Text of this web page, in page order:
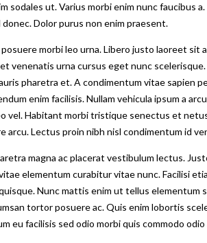
sodales ut. Varius morbi enim nunc
Dolor purus non enim praesent.
morbi leo urna. Libero justo laoreet
venenatis urna cursus eget nunc
pharetra et. A condimentum vitae
enim facilisis. Nullam vehicula ipsum a
vel. Habitant morbi tristique senectus et
arcu. Lectus proin nibh nisl condimentum id
magna ac placerat vestibulum lectus.
elementum curabitur vitae nunc. Facilisi
Nunc mattis enim ut tellus
tortor posuere ac. Quis enim lobortis
eu facilisis sed odio morbi quis commodo